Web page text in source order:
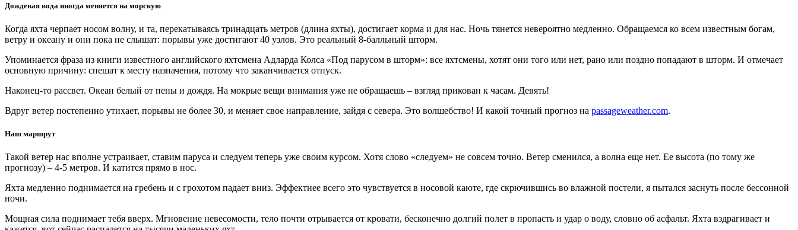
Дождевая вода иногда меняется на морскую
Когда яхта черпает носом волну, и та, перекатываясь тринадцать метров (длина яхты), достигает корма и для нас. Ночь тянется невероятно медленно. Обращаемся ко всем известным богам,
ветру и океану и они пока не слышат: порывы уже достигают 40 узлов. Это реальный 8-балльный шторм.
Упоминается фраза из книги известного английского яхтсмена Адларда Колса «Под парусом в шторм»: все яхтсмены, хотят они того или нет, рано или поздно попадают в шторм. И отмечает
основную причину: спешат к месту назначения, потому что заканчивается отпуск.
Наконец-то рассвет. Океан белый от пены и дождя. На мокрые вещи внимания уже не обращаешь – взгляд прикован к часам. Девять!
Вдруг ветер постепенно утихает, порывы не более 30, и меняет свое направление, зайдя с севера. Это волшебство! И какой точный прогноз на passageweather.com.
Наш маршрут
Такой ветер нас вполне устраивает, ставим паруса и следуем теперь уже своим курсом. Хотя слово «следуем» не совсем точно. Ветер сменился, а волна еще нет. Ее высота (по тому же
прогнозу) – 4-5 метров. И катится прямо в нос.
Яхта медленно поднимается на гребень и с грохотом падает вниз. Эффектнее всего это чувствуется в носовой каюте, где скрючившись во влажной постели, я пытался заснуть после бессонной
ночи.
Мощная сила поднимает тебя вверх. Мгновение невесомости, тело почти отрывается от кровати, бесконечно долгий полет в пропасть и удар о воду, словно об асфальт. Яхта вздрагивает и